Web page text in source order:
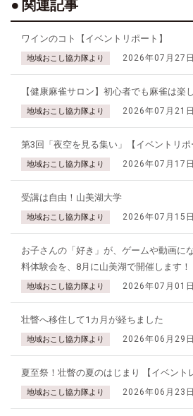
関連記事
ワインのコト【イベントリポート】
地域おこし協力隊より 2026年07月27日
【健康麻雀サロン】初心者でも麻雀は楽
地域おこし協力隊より 2026年07月21日
第3回「夜空を見る集い」【イベントリポ
地域おこし協力隊より 2026年07月17日
受講は自由！山美湖大学
地域おこし協力隊より 2026年07月15日
お子さんの「好き」が、ゲームや動画に
料体験会を、8月に山美湖で開催します！
地域おこし協力隊より 2026年07月01日
壮瞥へ移住して1カ月が経ちました
地域おこし協力隊より 2026年06月29日
夏至祭！壮瞥の夏のはじまり 【イベント
地域おこし協力隊より 2026年06月23日